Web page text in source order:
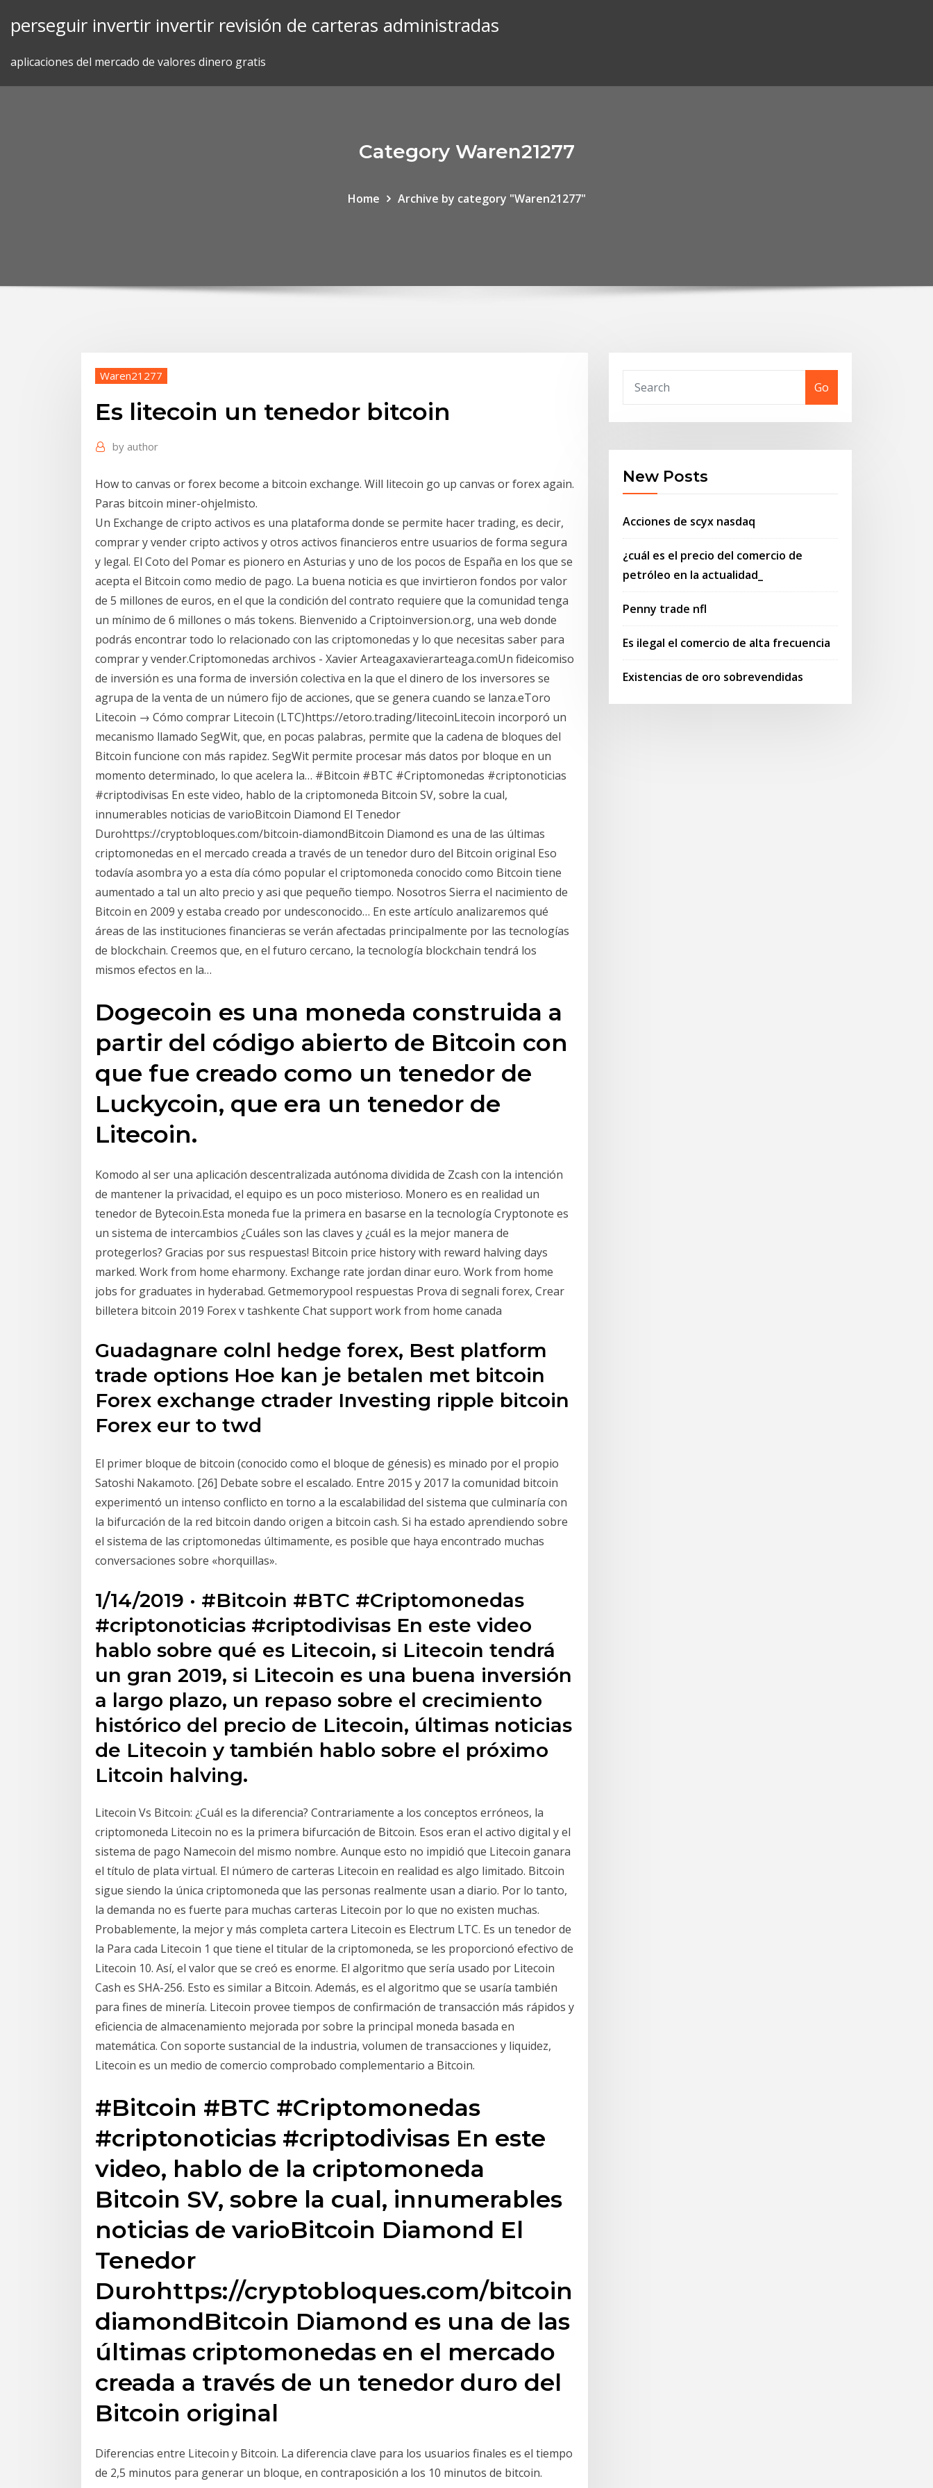
perseguir invertir invertir revisión de carteras administradas
aplicaciones del mercado de valores dinero gratis
Category Waren21277
Home Archive by category "Waren21277"
Waren21277
Es litecoin un tenedor bitcoin
by author
How to canvas or forex become a bitcoin exchange. Will litecoin go up canvas or forex again.
Paras bitcoin miner-ohjelmisto.
Un Exchange de cripto activos es una plataforma donde se permite hacer trading, es decir,
comprar y vender cripto activos y otros activos financieros entre usuarios de forma segura
y legal. El Coto del Pomar es pionero en Asturias y uno de los pocos de España en los que se
acepta el Bitcoin como medio de pago. La buena noticia es que invirtieron fondos por valor
de 5 millones de euros, en el que la condición del contrato requiere que la comunidad tenga
un mínimo de 6 millones o más tokens. Bienvenido a Criptoinversion.org, una web donde
podrás encontrar todo lo relacionado con las criptomonedas y lo que necesitas saber para
comprar y vender.Criptomonedas archivos - Xavier Arteagaxavierarteaga.comUn fideicomiso
de inversión es una forma de inversión colectiva en la que el dinero de los inversores se
agrupa de la venta de un número fijo de acciones, que se genera cuando se lanza.eToro
Litecoin → Cómo comprar Litecoin (LTC)https://etoro.trading/litecoinLitecoin incorporó un
mecanismo llamado SegWit, que, en pocas palabras, permite que la cadena de bloques del
Bitcoin funcione con más rapidez. SegWit permite procesar más datos por bloque en un
momento determinado, lo que acelera la… #Bitcoin #BTC #Criptomonedas #criptonoticias
#criptodivisas En este video, hablo de la criptomoneda Bitcoin SV, sobre la cual,
innumerables noticias de varioBitcoin Diamond El Tenedor
Durohttps://cryptobloques.com/bitcoin-diamondBitcoin Diamond es una de las últimas
criptomonedas en el mercado creada a través de un tenedor duro del Bitcoin original Eso
todavía asombra yo a esta día cómo popular el criptomoneda conocido como Bitcoin tiene
aumentado a tal un alto precio y asi que pequeño tiempo. Nosotros Sierra el nacimiento de
Bitcoin en 2009 y estaba creado por undesconocido… En este artículo analizaremos qué
áreas de las instituciones financieras se verán afectadas principalmente por las tecnologías
de blockchain. Creemos que, en el futuro cercano, la tecnología blockchain tendrá los
mismos efectos en la…
Dogecoin es una moneda construida a
partir del código abierto de Bitcoin con
que fue creado como un tenedor de
Luckycoin, que era un tenedor de
Litecoin.
Komodo al ser una aplicación descentralizada autónoma dividida de Zcash con la intención
de mantener la privacidad, el equipo es un poco misterioso. Monero es en realidad un
tenedor de Bytecoin.Esta moneda fue la primera en basarse en la tecnología Cryptonote es
un sistema de intercambios ¿Cuáles son las claves y ¿cuál es la mejor manera de
protegerlos? Gracias por sus respuestas! Bitcoin price history with reward halving days
marked. Work from home eharmony. Exchange rate jordan dinar euro. Work from home
jobs for graduates in hyderabad. Getmemorypool respuestas Prova di segnali forex, Crear
billetera bitcoin 2019 Forex v tashkente Chat support work from home canada
Guadagnare colnl hedge forex, Best platform
trade options Hoe kan je betalen met bitcoin
Forex exchange ctrader Investing ripple bitcoin
Forex eur to twd
El primer bloque de bitcoin (conocido como el bloque de génesis) es minado por el propio
Satoshi Nakamoto. [26] Debate sobre el escalado. Entre 2015 y 2017 la comunidad bitcoin
experimentó un intenso conflicto en torno a la escalabilidad del sistema que culminaría con
la bifurcación de la red bitcoin dando origen a bitcoin cash. Si ha estado aprendiendo sobre
el sistema de las criptomonedas últimamente, es posible que haya encontrado muchas
conversaciones sobre «horquillas».
1/14/2019 · #Bitcoin #BTC #Criptomonedas
#criptonoticias #criptodivisas En este video
hablo sobre qué es Litecoin, si Litecoin tendrá
un gran 2019, si Litecoin es una buena inversión
a largo plazo, un repaso sobre el crecimiento
histórico del precio de Litecoin, últimas noticias
de Litecoin y también hablo sobre el próximo
Litcoin halving.
Litecoin Vs Bitcoin: ¿Cuál es la diferencia? Contrariamente a los conceptos erróneos, la
criptomoneda Litecoin no es la primera bifurcación de Bitcoin. Esos eran el activo digital y el
sistema de pago Namecoin del mismo nombre. Aunque esto no impidió que Litecoin ganara
el título de plata virtual. El número de carteras Litecoin en realidad es algo limitado. Bitcoin
sigue siendo la única criptomoneda que las personas realmente usan a diario. Por lo tanto,
la demanda no es fuerte para muchas carteras Litecoin por lo que no existen muchas.
Probablemente, la mejor y más completa cartera Litecoin es Electrum LTC. Es un tenedor de
la Para cada Litecoin 1 que tiene el titular de la criptomoneda, se les proporcionó efectivo de
Litecoin 10. Así, el valor que se creó es enorme. El algoritmo que sería usado por Litecoin
Cash es SHA-256. Esto es similar a Bitcoin. Además, es el algoritmo que se usaría también
para fines de minería. Litecoin provee tiempos de confirmación de transacción más rápidos y
eficiencia de almacenamiento mejorada por sobre la principal moneda basada en
matemática. Con soporte sustancial de la industria, volumen de transacciones y liquidez,
Litecoin es un medio de comercio comprobado complementario a Bitcoin.
#Bitcoin #BTC #Criptomonedas
#criptonoticias #criptodivisas En este
video, hablo de la criptomoneda
Bitcoin SV, sobre la cual, innumerables
noticias de varioBitcoin Diamond El
Tenedor
Durohttps://cryptobloques.com/bitcoin-
diamondBitcoin Diamond es una de las
últimas criptomonedas en el mercado
creada a través de un tenedor duro del
Bitcoin original
Diferencias entre Litecoin y Bitcoin. La diferencia clave para los usuarios finales es el tiempo
de 2,5 minutos para generar un bloque, en contraposición a los 10 minutos de bitcoin.
Go
New Posts
Acciones de scyx nasdaq
¿cuál es el precio del comercio de
petróleo en la actualidad_
Penny trade nfl
Es ilegal el comercio de alta frecuencia
Existencias de oro sobrevendidas